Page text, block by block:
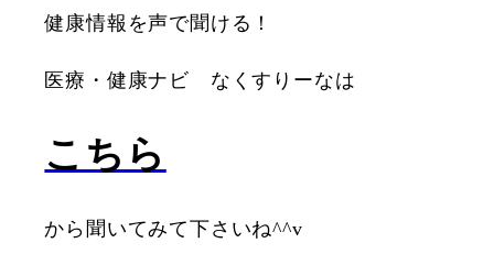
健康情報を声で聞ける！
医療・健康ナビ なくすりーなは
こちら
から聞いてみて下さいね^^v